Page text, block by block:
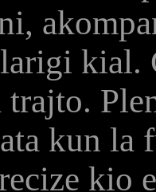
kial.
trajto.
kun la
kio